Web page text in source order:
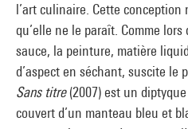
l’art culinaire. Cette conception
qu’elle ne le paraît. Comme lors
sauce, la peinture, matière
d’aspect en séchant, suscite le
Sans titre(2007) est un
couvert d’un manteau bleu et